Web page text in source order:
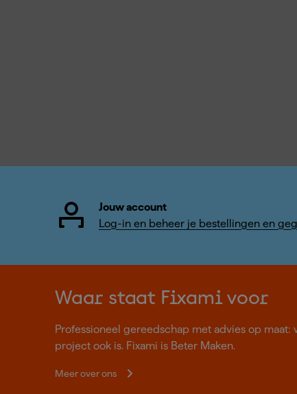
Jouw account
Log-in en beheer je bestellingen en
Waar staat Fixami voor
Professioneel gereedschap met advies op
project ook is. Fixami is Beter Maken.
Meer over ons